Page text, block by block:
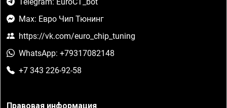
Max: Евро Чип Тюнинг
https://vk.com/euro_chip_tuning
WhatsApp: +79317082148
+7 343 226-92-58
Правовая информация